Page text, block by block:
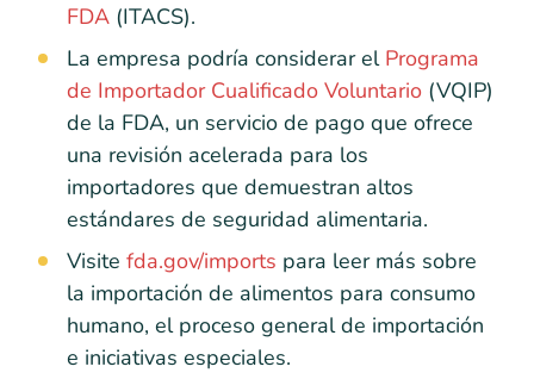
FDA (ITACS).
La empresa podría considerar el Programa
de Importador Cualificado Voluntario (VQIP)
de la FDA, un servicio de pago que ofrece
una revisión acelerada para los
importadores que demuestran altos
estándares de seguridad alimentaria.
Visite fda.gov/imports para leer más sobre
la importación de alimentos para consumo
humano, el proceso general de importación
e iniciativas especiales.